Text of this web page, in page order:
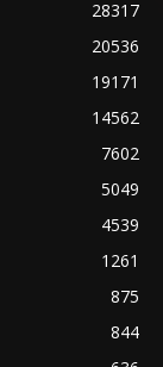
28317
20536
19171
14562
7602
5049
4539
1261
875
844